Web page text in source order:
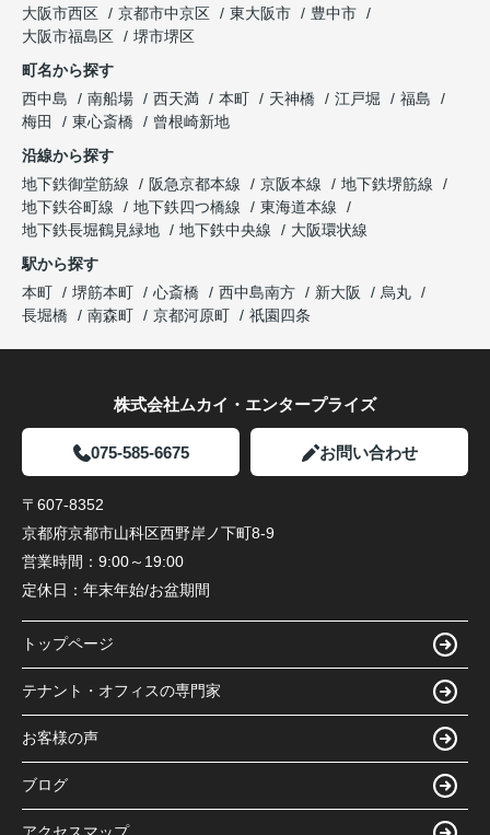
大阪市西区
京都市中京区 東大阪市
豊中市
大阪市福島区
堺市堺区
町名から探す
西中島
南船場 西天満 本町 天神橋 江戸堀
福島
梅田
東心斎橋
曾根崎新地
沿線から探す
地下鉄御堂筋線
阪急京都本線 京阪本線
地下鉄堺筋線
地下鉄谷町線
地下鉄四つ橋線
東海道本線
地下鉄長堀鶴見緑地
地下鉄中央線
大阪環状線
駅から探す
本町
堺筋本町 心斎橋 西中島南方 新大阪
烏丸
長堀橋
南森町 京都河原町 祇園四条
株式会社ムカイ・エンタープライズ
075-585-6675 お問い合わせ
〒607-8352
京都府京都市山科区西野岸ノ下町8-9
営業時間： 9:00～19:00
定休日： 年末年始/お盆期間
トップページ
テナント・オフィスの専門家
お客様の声
ブログ